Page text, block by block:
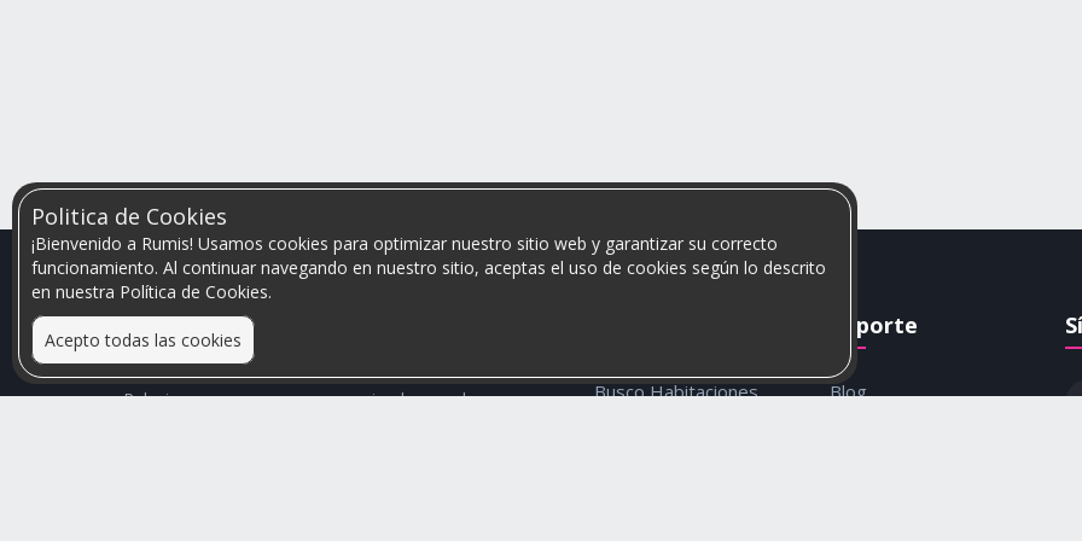
Politica de Cookies
¡Bienvenido a Rumis! Usamos cookies para optimizar nuestro sitio web y garantizar su correcto
funcionamiento. Al continuar navegando en nuestro sitio, aceptas el uso de cookies según lo descrito
en nuestra Política de Cookies.
Acepto todas las cookies
Relacionamos personas que arriendan con las que
Busco Habitaciones
Soporte
Blog